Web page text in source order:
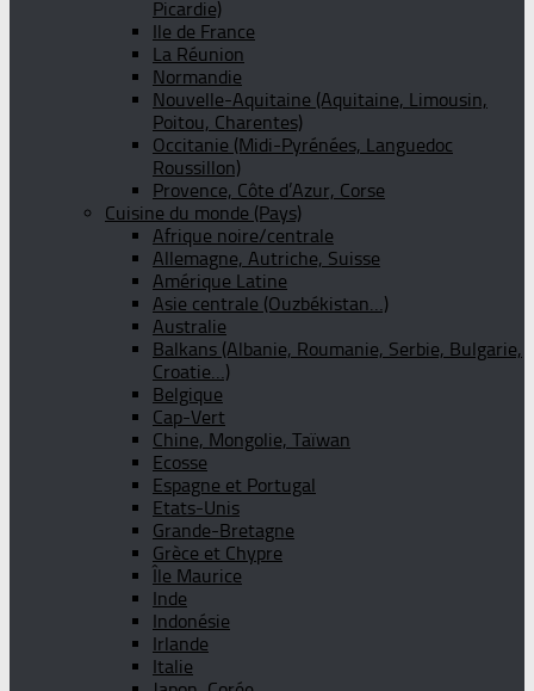
Picardie)
Ile de France
La Réunion
Normandie
Nouvelle-Aquitaine (Aquitaine, Limousin,
Poitou, Charentes)
Occitanie (Midi-Pyrénées, Languedoc
Roussillon)
Provence, Côte d’Azur, Corse
Cuisine du monde (Pays)
Afrique noire/centrale
Allemagne, Autriche, Suisse
Amérique Latine
Asie centrale (Ouzbékistan…)
Australie
Balkans (Albanie, Roumanie, Serbie, Bulgarie,
Croatie…)
Belgique
Cap-Vert
Chine, Mongolie, Taïwan
Ecosse
Espagne et Portugal
Etats-Unis
Grande-Bretagne
Grèce et Chypre
Île Maurice
Inde
Indonésie
Irlande
Italie